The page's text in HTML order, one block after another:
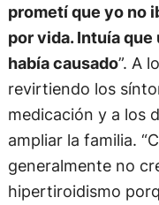
prometí que yo no
por vida. Intuía
había causado”. A
revirtiendo los
medicación y a los
ampliar la familia.
generalmente no
hipertiroidismo